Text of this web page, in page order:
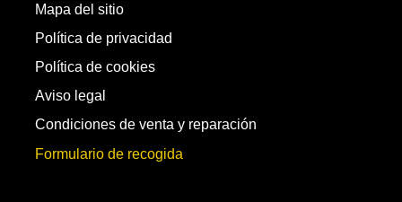
Mapa del sitio
Política de privacidad
Política de cookies
Aviso legal
Condiciones de venta y reparación
Formulario de recogida